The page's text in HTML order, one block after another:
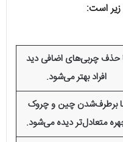
زیر است:
حذف چربی‌های اضافی دید
افراد بهتر می‌شود.
برطرف‌شدن چین و چروک
متعادل‌تر دیده می‌شود.